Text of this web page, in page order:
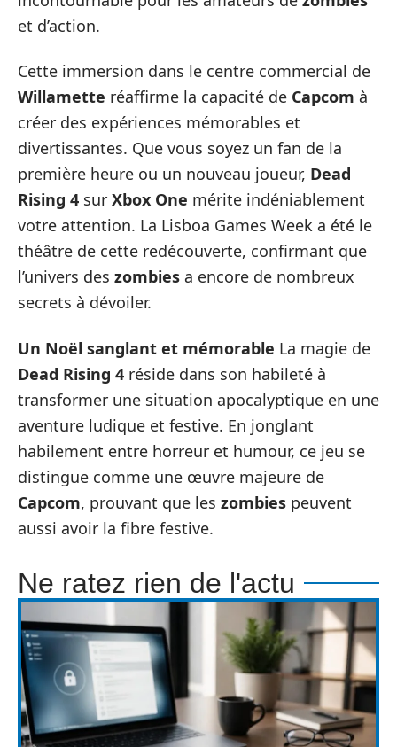
et d’action.
Cette immersion dans le centre commercial de
Willamette réaffirme la capacité de Capcom à
créer des expériences mémorables et
divertissantes. Que vous soyez un fan de la
première heure ou un nouveau joueur, Dead
Rising 4 sur Xbox One mérite indéniablement
votre attention. La Lisboa Games Week a été le
théâtre de cette redécouverte, confirmant que
l’univers des zombies a encore de nombreux
secrets à dévoiler.
Un Noël sanglant et mémorable La magie de
Dead Rising 4 réside dans son habileté à
transformer une situation apocalyptique en une
aventure ludique et festive. En jonglant
habilement entre horreur et humour, ce jeu se
distingue comme une œuvre majeure de
Capcom, prouvant que les zombies peuvent
aussi avoir la fibre festive.
Ne ratez rien de l'actu